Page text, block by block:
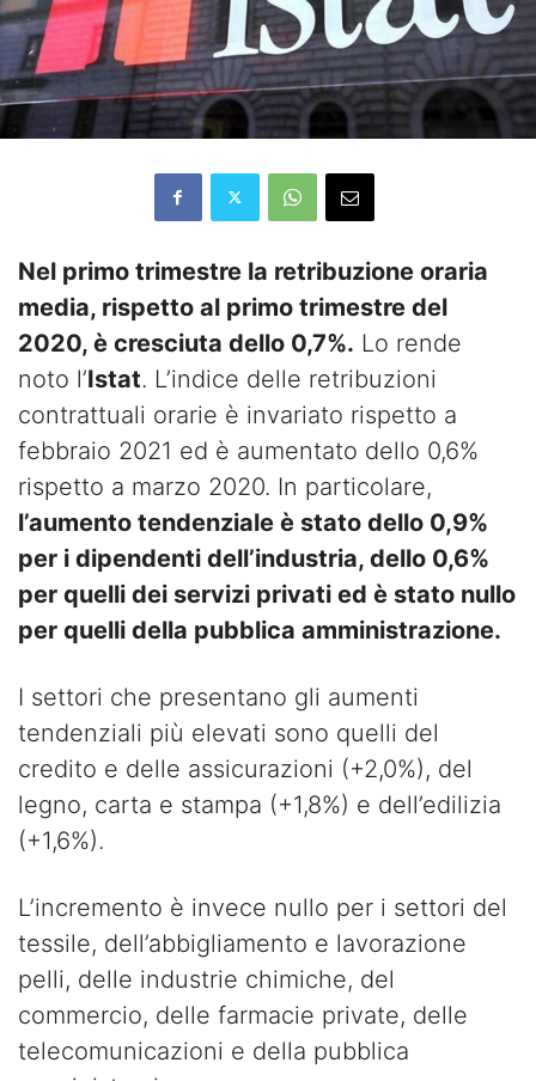
Nel primo trimestre la retribuzione oraria
media, rispetto al primo trimestre del
2020, è cresciuta dello 0,7%. Lo rende
noto l’Istat. L’indice delle retribuzioni
contrattuali orarie è invariato rispetto a
febbraio 2021 ed è aumentato dello 0,6%
rispetto a marzo 2020. In particolare,
l’aumento tendenziale è stato dello 0,9%
per i dipendenti dell’industria, dello 0,6%
per quelli dei servizi privati ed è stato nullo
per quelli della pubblica amministrazione.
I settori che presentano gli aumenti
tendenziali più elevati sono quelli del
credito e delle assicurazioni (+2,0%), del
legno, carta e stampa (+1,8%) e dell’edilizia
(+1,6%).
L’incremento è invece nullo per i settori del
tessile, dell’abbigliamento e lavorazione
pelli, delle industrie chimiche, del
commercio, delle farmacie private, delle
telecomunicazioni e della pubblica